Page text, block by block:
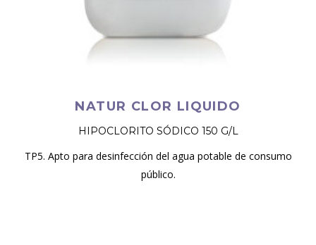
NATUR CLOR LIQUIDO
HIPOCLORITO SÓDICO 150 G/L
TP5. Apto para desinfección del agua potable de consumo
público.